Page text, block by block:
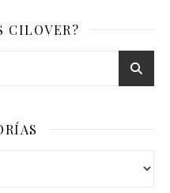
CILOVER?